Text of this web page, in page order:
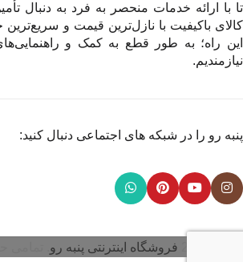
تا با ارائه خدمات منحصر به فرد به دنبال
کالای باکیفیت با نازل‌ترین قیمت و
این راه؛ به طور قطع به کمک و
نیازمندیم.
پنبه رو را در شبکه های اجتماعی دنبال کنید:
فروشگاه اینترنتی پنبه رو